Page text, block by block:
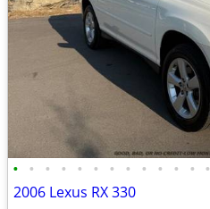
• • • • • • • • • • • • •
2006 Lexus RX 330